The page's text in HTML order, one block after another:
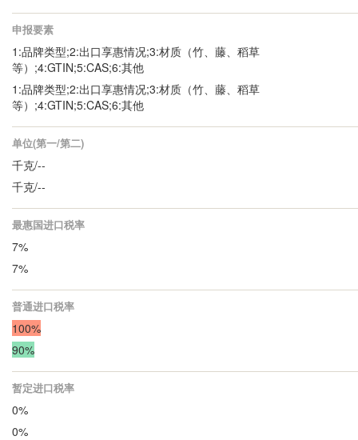
申报要素
1:品牌类型;2:出口享惠情况;3:材质（竹、藤、稻草
等）;4:GTIN;5:CAS;6:其他
1:品牌类型;2:出口享惠情况;3:材质（竹、藤、稻草
等）;4:GTIN;5:CAS;6:其他
单位(第一/第二)
千克/--
千克/--
最惠国进口税率
7%
7%
普通进口税率
100%
90%
暂定进口税率
0%
0%